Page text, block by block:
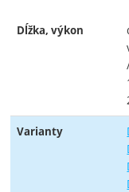
Dĺžka, výkon
Varianty